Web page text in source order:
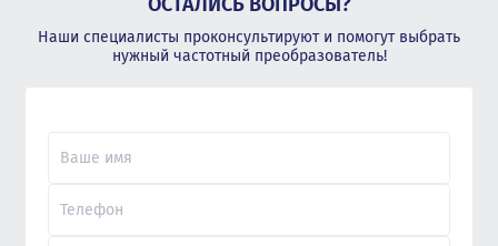
Наши специалисты проконсультируют и помогут выбрать
нужный частотный преобразователь!